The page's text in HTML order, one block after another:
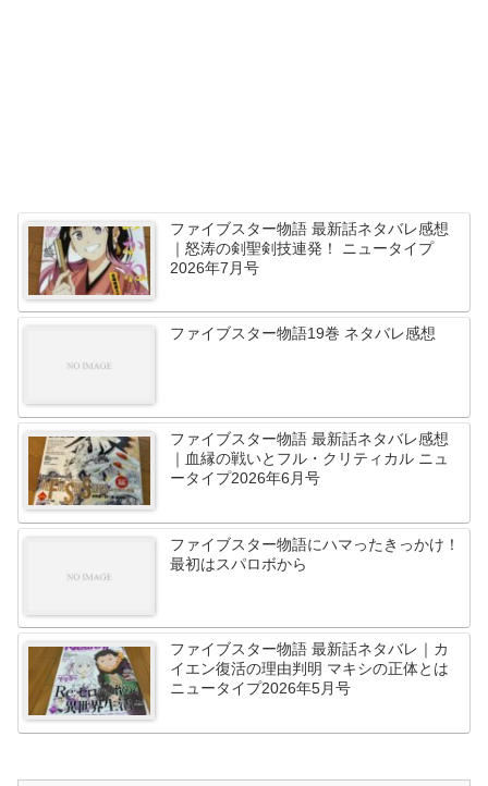
ファイブスター物語 最新話ネタバレ感想
｜怒涛の剣聖剣技連発！ ニュータイプ
2026年7月号
ファイブスター物語19巻 ネタバレ感想
ファイブスター物語 最新話ネタバレ感想
｜血縁の戦いとフル・クリティカル ニュ
ータイプ2026年6月号
ファイブスター物語にハマったきっかけ！
最初はスパロボから
ファイブスター物語 最新話ネタバレ｜カ
イエン復活の理由判明 マキシの正体とは
ニュータイプ2026年5月号